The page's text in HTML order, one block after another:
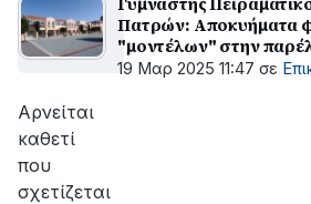
Πατρών: Αποκυήματα
"μοντέλων" στην
19 Μαρ 2025 11:47 σε
Αρνείται
καθετί
που
σχετίζεται